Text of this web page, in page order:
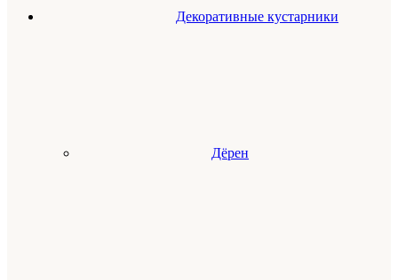
Декоративные кустарники
Дёрен